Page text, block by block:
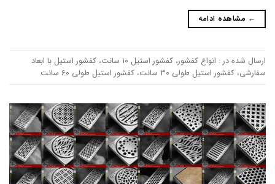
← مشاهده ادامه
ارسال شده در : انواع کفشور، کفشور استیل 10 سانت ، کفشور استیل با ابعاد
سفارشی، کفشور استیل طولی 30 سانت ، کفشور استیل طولی 60 سانت